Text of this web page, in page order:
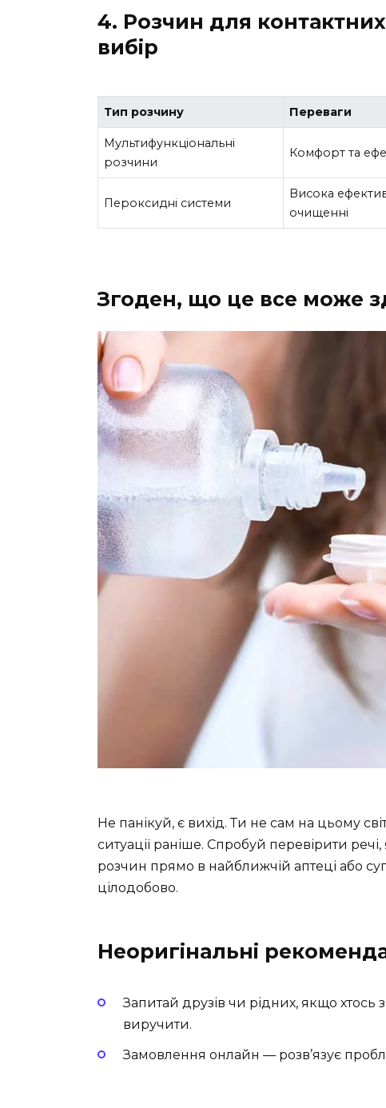
4. Розчин для контактних
вибір
Тип розчину Переваги
Мультифункціональні
розчини
Комфорт та
Пероксидні системи
Висока
очищенні
Згоден, що це все може
Не панікуй, є вихід. Ти не сам на цьому
ситуації раніше. Спробуй перевірити
розчин прямо в найближчій аптеці або
цілодобово.
Неоригінальні
Запитай друзів чи рідних, якщо хтось
виручити.
Замовлення онлайн — розв’язує